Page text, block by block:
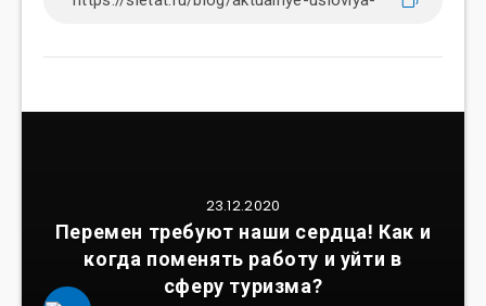
23.12.2020
Перемен требуют наши сердца! Как и
когда поменять работу и уйти в
сферу туризма?